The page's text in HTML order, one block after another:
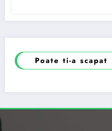
Poate ti-a scapat